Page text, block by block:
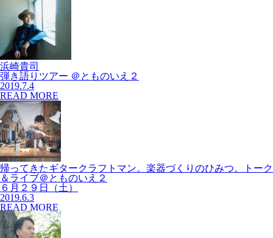
浜崎貴司
弾き語りツアー ＠とものいえ２
2019.7.4
READ MORE
帰ってきたギタークラフトマン。楽器づくりのひみつ。トーク
＆ライブ＠とものいえ２
６月２９日（土）
2019.6.3
READ MORE